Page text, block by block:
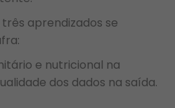
aprendizados se
e nutricional na
dos dados na saída.